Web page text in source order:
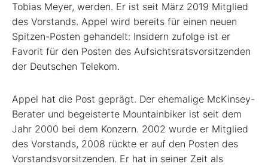
Tobias Meyer, werden. Er ist seit März 2019 Mitglied
des Vorstands. Appel wird bereits für einen neuen
Spitzen-Posten gehandelt: Insidern zufolge ist er
Favorit für den Posten des Aufsichtsratsvorsitzenden
der Deutschen Telekom.
Appel hat die Post geprägt. Der ehemalige McKinsey-
Berater und begeisterte Mountainbiker ist seit dem
Jahr 2000 bei dem Konzern. 2002 wurde er Mitglied
des Vorstands, 2008 rückte er auf den Posten des
Vorstandsvorsitzenden. Er hat in seiner Zeit als